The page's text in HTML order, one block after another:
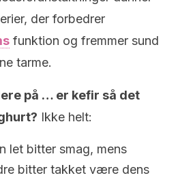
der forbedrer
funktion og fremmer sund
tarme.
på … er kefir så det
Ikke helt:
let bitter smag, mens
bitter takket være dens